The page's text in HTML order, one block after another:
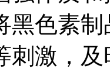
黑色素
刺激，